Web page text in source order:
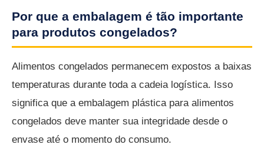
Por que a embalagem é tão importante
para produtos congelados?
Alimentos congelados permanecem expostos a baixas
temperaturas durante toda a cadeia logística. Isso
significa que a embalagem plástica para alimentos
congelados deve manter sua integridade desde o
envase até o momento do consumo.